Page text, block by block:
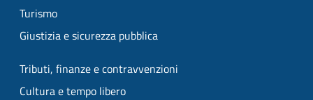
Turismo
Giustizia e sicurezza pubblica
Tributi, finanze e contravvenzioni
Cultura e tempo libero